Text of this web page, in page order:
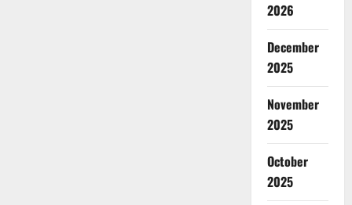
2026
December
2025
November
2025
October
2025